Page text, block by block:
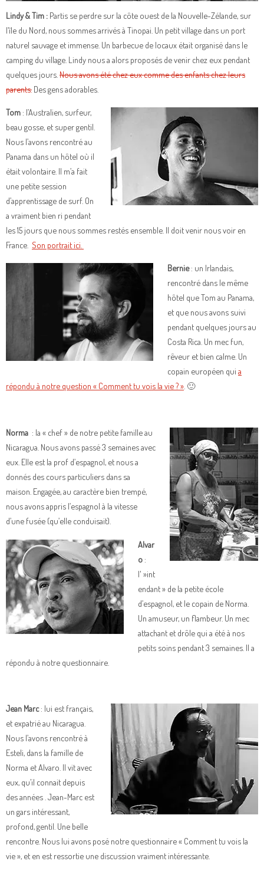
Lindy & Tim : Partis se perdre sur la côte ouest de la Nouvelle-Zélande, sur
l’île du Nord, nous sommes arrivés à Tinopai. Un petit village dans un port
naturel sauvage et immense. Un barbecue de locaux était organisé dans le
camping du village. Lindy nous a alors proposés de venir chez eux pendant
quelques jours. Nous avons été chez eux comme des enfants chez leurs
parents. Des gens adorables.
Tom : l’Australien, surfeur,
beau gosse, et super gentil.
Nous l’avons rencontré au
Panama dans un hôtel où il
était volontaire. Il m’a fait
une petite session
d’apprentissage de surf. On
a vraiment bien ri pendant
les 15 jours que nous sommes restés ensemble. Il doit venir nous voir en
France. Son portrait ici.
Bernie: un Irlandais,
rencontré dans le même
hôtel que Tom au Panama,
et que nous avons suivi
pendant quelques jours au
Costa Rica. Un mec fun,
rêveur et bien calme. Un
copain européen qui a
répondu à notre question « Comment tu vois la vie ? » . 🙂
Norma : la « chef » de notre petite famille au
Nicaragua. Nous avons passé 3 semaines avec
eux. Elle est la prof d’espagnol, et nous a
donnés des cours particuliers dans sa
maison. Engagée, au caractère bien trempé,
nous avons appris l’espagnol à la vitesse
d’une fusée (qu’elle conduisait).
Alvar
o :
l' »int
endant » de la petite école
d’espagnol, et le copain de Norma.
Un amuseur, un flambeur. Un mec
attachant et drôle qui a été à nos
petits soins pendant 3 semaines. Il a
répondu à notre questionnaire.
Jean Marc: lui est français,
et expatrié au Nicaragua.
Nous l’avons rencontré à
Esteli, dans la famille de
Norma et Alvaro. Il vit avec
eux, qu’il connait depuis
des années . Jean-Marc est
un gars intéressant,
profond, gentil. Une belle
rencontre. Nous lui avons posé notre questionnaire « Comment tu vois la
vie », et en est ressortie une discussion vraiment intéressante.